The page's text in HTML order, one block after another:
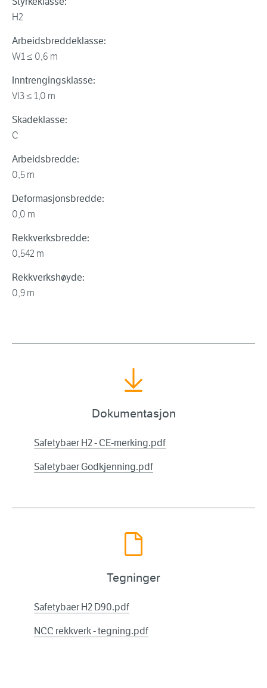
H2
Arbeidsbreddeklasse:
W1 ≤ 0,6 m
Inntrengingsklasse:
VI3 ≤ 1,0 m
Skadeklasse:
C
Arbeidsbredde:
0,5 m
Deformasjonsbredde:
0,0 m
Rekkverksbredde:
0,542 m
Rekkverkshøyde:
0,9 m
Dokumentasjon
Safetybaer H2 - CE-merking.pdf
Safetybaer Godkjenning.pdf
Tegninger
Safetybaer H2 D90.pdf
NCC rekkverk - tegning.pdf